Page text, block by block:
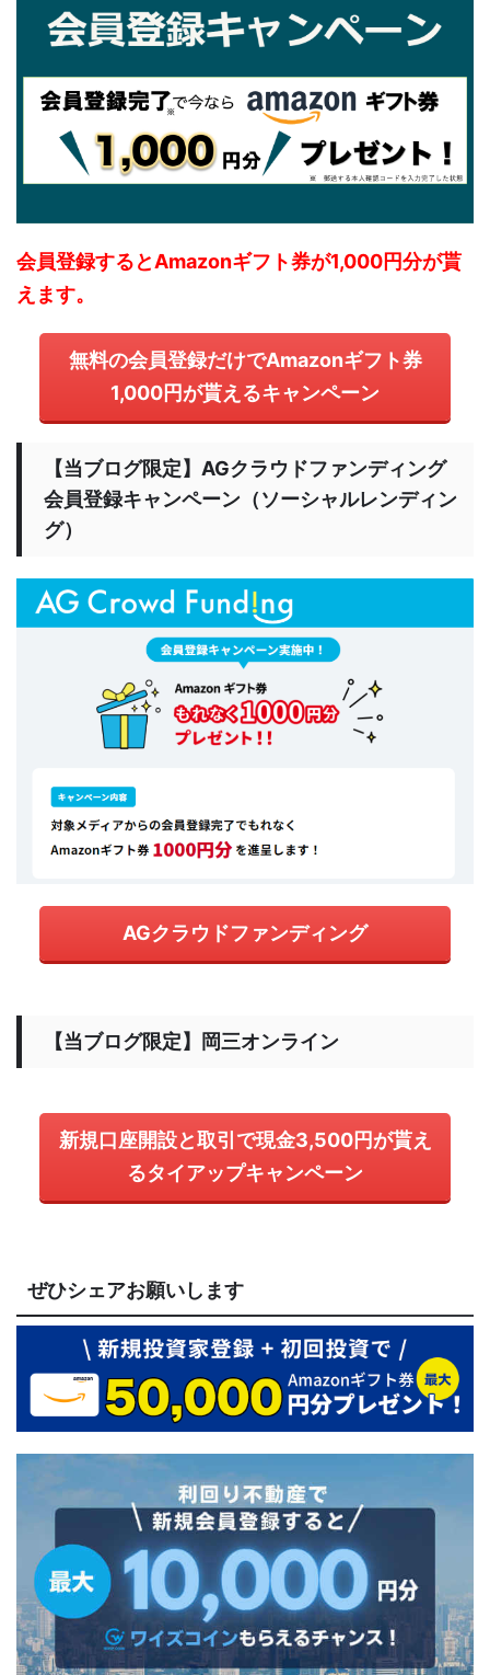
会員登録するとAmazonギフト券が1,000円分が貰
えます。
無料の会員登録だけでAmazonギフト券
1,000円が貰えるキャンペーン
【当ブログ限定】AGクラウドファンディング
会員登録キャンペーン（ソーシャルレンディン
グ）
AGクラウドファンディング
【当ブログ限定】岡三オンライン
新規口座開設と取引で現金3,500円が貰え
るタイアップキャンペーン
ぜひシェアお願いします